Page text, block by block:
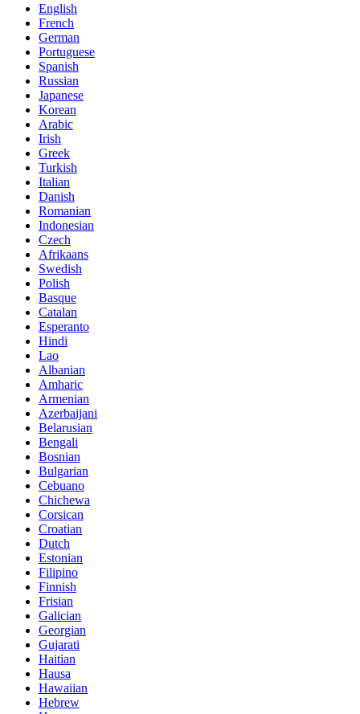
English
French
German
Portuguese
Spanish
Russian
Japanese
Korean
Arabic
Irish
Greek
Turkish
Italian
Danish
Romanian
Indonesian
Czech
Afrikaans
Swedish
Polish
Basque
Catalan
Esperanto
Hindi
Lao
Albanian
Amharic
Armenian
Azerbaijani
Belarusian
Bengali
Bosnian
Bulgarian
Cebuano
Chichewa
Corsican
Croatian
Dutch
Estonian
Filipino
Finnish
Frisian
Galician
Georgian
Gujarati
Haitian
Hausa
Hawaiian
Hebrew